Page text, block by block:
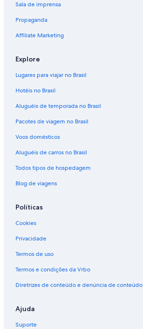
Sala de imprensa
Propaganda
Affiliate Marketing
Explore
Lugares para viajar no Brasil
Hotéis no Brasil
Aluguéis de temporada no Brasil
Pacotes de viagem no Brasil
Voos domésticos
Aluguéis de carros no Brasil
Todos tipos de hospedagem
Blog de viagens
Políticas
Cookies
Privacidade
Termos de uso
Termos e condições da Vrbo
Diretrizes de conteúdo e denúncia de conteúdo
Ajuda
Suporte